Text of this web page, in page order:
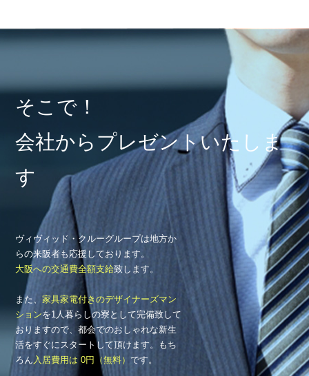
そこで！
会社からプレゼントいたしま
す
ヴィヴィッド・クルーグループは地方か
らの来阪者も応援しております。
大阪への交通費全額支給致します。
また、家具家電付きのデザイナーズマン
ションを1人暮らしの寮として完備致して
おりますので、都会でのおしゃれな新生
活をすぐにスタートして頂けます。もち
ろん 入居費用は 0円（無料）です。